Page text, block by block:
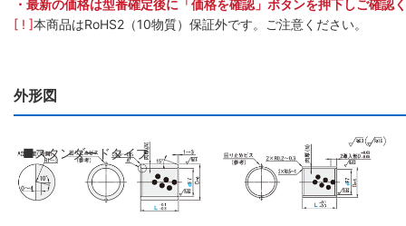
・最新の価格は型番確定後に「価格を確認」ボタンを押下しご確認
[ ! ]本商品はRoHS2（10物質）保証外です。ご注意ください。
外形図
■スタンダードタイプ